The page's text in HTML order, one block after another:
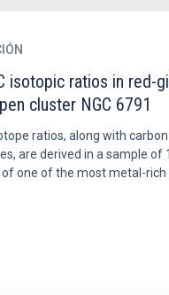
isotopic ratios in red-
cluster NGC 6791
ratios, along with
are derived in a sample of
one of the most metal-rich